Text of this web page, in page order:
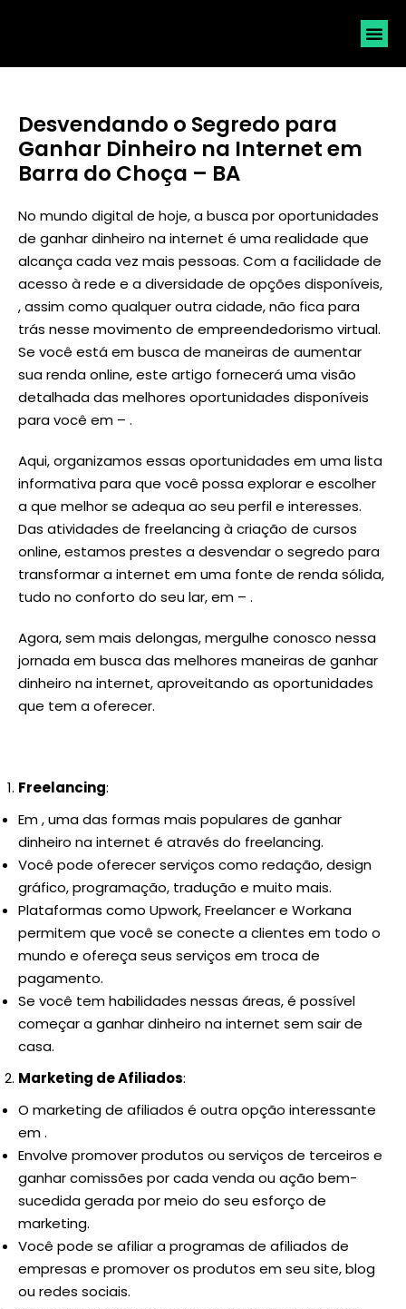
Desvendando o Segredo para
Ganhar Dinheiro na Internet em
Barra do Choça – BA
No mundo digital de hoje, a busca por oportunidades
de ganhar dinheiro na internet é uma realidade que
alcança cada vez mais pessoas. Com a facilidade de
acesso à rede e a diversidade de opções disponíveis,
, assim como qualquer outra cidade, não fica para
trás nesse movimento de empreendedorismo virtual.
Se você está em busca de maneiras de aumentar
sua renda online, este artigo fornecerá uma visão
detalhada das melhores oportunidades disponíveis
para você em – .
Aqui, organizamos essas oportunidades em uma lista
informativa para que você possa explorar e escolher
a que melhor se adequa ao seu perfil e interesses.
Das atividades de freelancing à criação de cursos
online, estamos prestes a desvendar o segredo para
transformar a internet em uma fonte de renda sólida,
tudo no conforto do seu lar, em – .
Agora, sem mais delongas, mergulhe conosco nessa
jornada em busca das melhores maneiras de ganhar
dinheiro na internet, aproveitando as oportunidades
que tem a oferecer.
Freelancing:
Em , uma das formas mais populares de ganhar
dinheiro na internet é através do freelancing.
Você pode oferecer serviços como redação, design
gráfico, programação, tradução e muito mais.
Plataformas como Upwork, Freelancer e Workana
permitem que você se conecte a clientes em todo o
mundo e ofereça seus serviços em troca de
pagamento.
Se você tem habilidades nessas áreas, é possível
começar a ganhar dinheiro na internet sem sair de
casa.
Marketing de Afiliados:
O marketing de afiliados é outra opção interessante
em .
Envolve promover produtos ou serviços de terceiros e
ganhar comissões por cada venda ou ação bem-
sucedida gerada por meio do seu esforço de
marketing.
Você pode se afiliar a programas de afiliados de
empresas e promover os produtos em seu site, blog
ou redes sociais.